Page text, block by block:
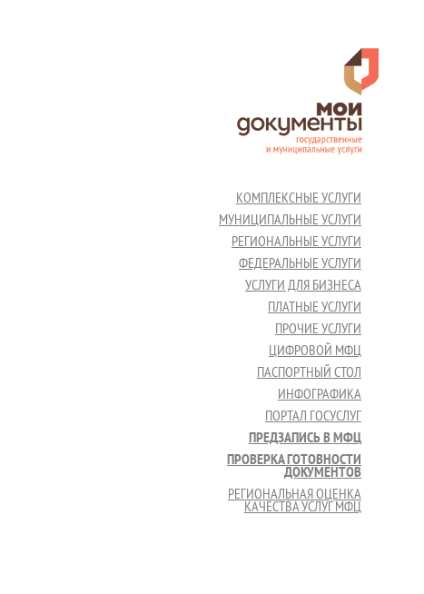
КОМПЛЕКСНЫЕ УСЛУГИ
МУНИЦИПАЛЬНЫЕ УСЛУГИ
РЕГИОНАЛЬНЫЕ УСЛУГИ
ФЕДЕРАЛЬНЫЕ УСЛУГИ
УСЛУГИ ДЛЯ БИЗНЕСА
ПЛАТНЫЕ УСЛУГИ
ПРОЧИЕ УСЛУГИ
ЦИФРОВОЙ МФЦ
ПАСПОРТНЫЙ СТОЛ
ИНФОГРАФИКА
ПОРТАЛ ГОСУСЛУГ
ПРЕДЗАПИСЬ В МФЦ
ПРОВЕРКА ГОТОВНОСТИ
ДОКУМЕНТОВ
РЕГИОНАЛЬНАЯ ОЦЕНКА
КАЧЕСТВА УСЛУГ МФЦ